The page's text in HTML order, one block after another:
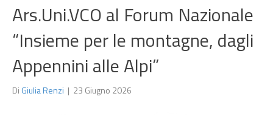
Ars.Uni.VCO al Forum Nazionale
“Insieme per le montagne, dagli
Appennini alle Alpi”
Di Giulia Renzi | 23 Giugno 2026